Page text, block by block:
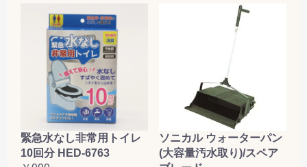
緊急水なし非常用トイレ
10回分 HED-6763
ソニカル ウォーターパン
(大容量汚水取り)/スペア